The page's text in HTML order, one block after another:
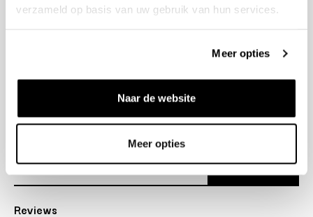
verzameld op basis van uw gebruik van hun services.
Meer opties
Naar de website
Meer opties
Over ons
Reviews